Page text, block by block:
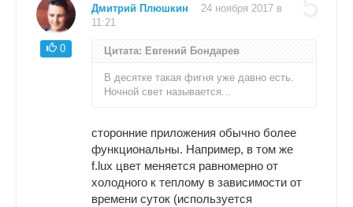
0
Дмитрий Плюшкин
24 ноября 2017 в
11:21
Цитата: Евгений Бондарев
В десятке такая фигня уже давно есть.
Ночной свет называется...
сторонние приложения обычно более
функциональны. Например, в том же
f.lux цвет меняется равномерно от
холодного к теплому в зависимости от
времени суток (используется